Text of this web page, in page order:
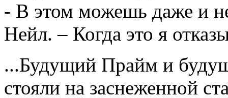
- В этом можешь даже и
Нейл. – Когда это я
...Будущий Прайм и
стояли на заснеженной